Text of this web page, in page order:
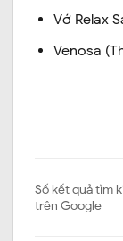
Vớ Relax
Venosa
Số kết quả tìm
trên Google